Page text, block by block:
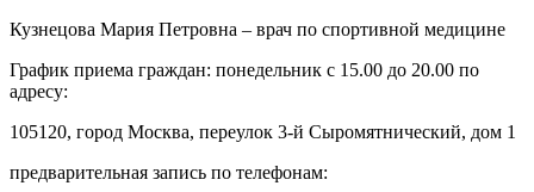
Кузнецова Мария Петровна – врач по спортивной медицине
График приема граждан: понедельник с 15.00 до 20.00 по
адресу:
105120, город Москва, переулок 3-й Сыромятнический, дом 1
предварительная запись по телефонам: